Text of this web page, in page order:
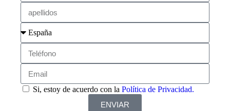
Si, estoy de acuerdo con la Política de Privacidad.
ENVIAR